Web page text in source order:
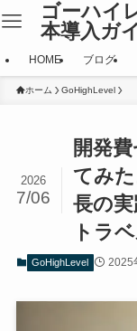
ゴーハイ
本導入ガ
HOME ブログ
ホーム GoHighLevel
開発
てみ
長の
トラベ
2026
7/06
GoHighLevel 2025